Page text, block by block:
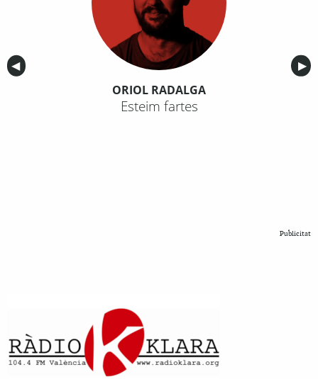
Anterior
◀︎ ▶︎
ORIOL RADALGA
Esteim fartes
Publicitat